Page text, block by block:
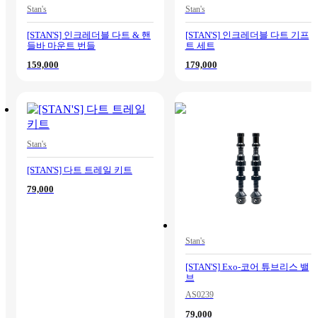
Stan's
[STAN'S] 인크레더블 다트 & 핸
들바 마운트 번들
159,000
Stan's
[STAN'S] 인크레더블 다트 기프
트 세트
179,000
Stan's
[STAN'S] 다트 트레일 키트
79,000
Stan's
[STAN'S] Exo-코어 튜브리스 밸
브
AS0239
79,000